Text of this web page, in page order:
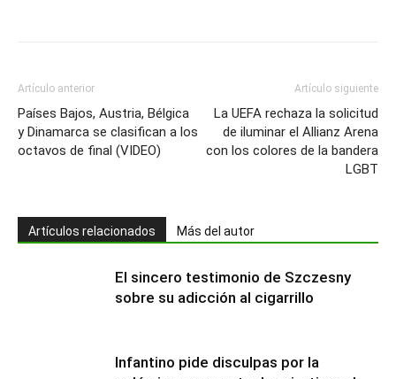
Artículo anterior
Países Bajos, Austria, Bélgica
y Dinamarca se clasifican a los
octavos de final (VIDEO)
Artículo siguiente
La UEFA rechaza la solicitud
de iluminar el Allianz Arena
con los colores de la bandera
LGBT
Artículos relacionados Más del autor
El sincero testimonio de Szczesny
sobre su adicción al cigarrillo
Infantino pide disculpas por la